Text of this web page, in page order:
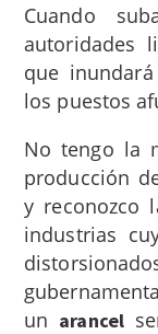
Cuando
autoridades
que
los puestos
No tengo la
producción
y reconozco
industrias
un arancel